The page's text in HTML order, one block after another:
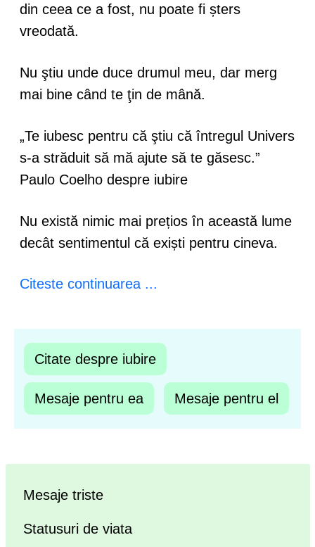
din ceea ce a fost, nu poate fi șters
vreodată.
Nu ştiu unde duce drumul meu, dar merg
mai bine când te ţin de mână.
„Te iubesc pentru că ştiu că întregul Univers
s-a străduit să mă ajute să te găsesc.”
Paulo Coelho despre iubire
Nu există nimic mai prețios în această lume
decât sentimentul că exiști pentru cineva.
Citeste continuarea ...
Citate despre iubire
Mesaje pentru ea Mesaje pentru el
Mesaje triste
Statusuri de viata